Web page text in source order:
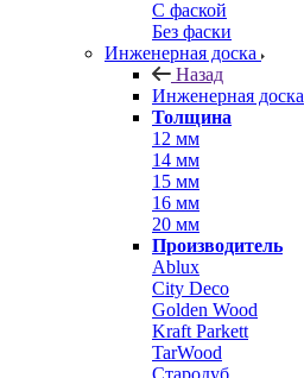
С фаской
Без фаски
Инженерная доска
Назад
Инженерная доска
Толщина
12 мм
14 мм
15 мм
16 мм
20 мм
Производитель
Ablux
City Deco
Golden Wood
Kraft Parkett
TarWood